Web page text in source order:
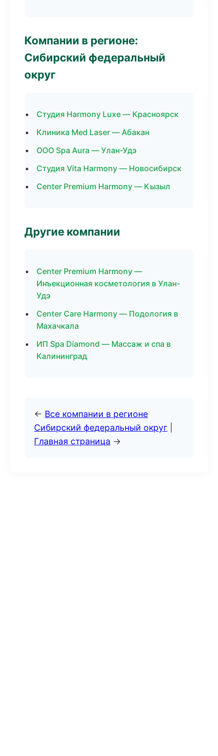
Компании в регионе:
Сибирский федеральный
округ
Студия Harmony Luxe — Красноярск
Клиника Med Laser — Абакан
ООО Spa Aura — Улан-Удэ
Студия Vita Harmony — Новосибирск
Center Premium Harmony — Кызыл
Другие компании
Center Premium Harmony —
Инъекционная косметология в Улан-
Удэ
Center Care Harmony — Подология в
Махачкала
ИП Spa Diamond — Массаж и спа в
Калининград
← Все компании в регионе
Сибирский федеральный округ
Главная страница →